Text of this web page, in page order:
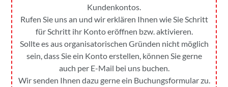
Kundenkontos.
Rufen Sie uns an und wir erklären Ihnen wie Sie Schritt
für Schritt ihr Konto eröffnen bzw. aktivieren.
Sollte es aus organisatorischen Gründen nicht möglich
sein, dass Sie ein Konto erstellen, können Sie gerne
auch per E-Mail bei uns buchen.
Wir senden Ihnen dazu gerne ein Buchungsformular zu.